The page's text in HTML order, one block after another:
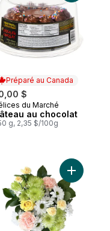
Préparé au Canada
$
au Canada
du Marché
au chocolat
g, 2,35 $/100g
de Bougies Ajouter